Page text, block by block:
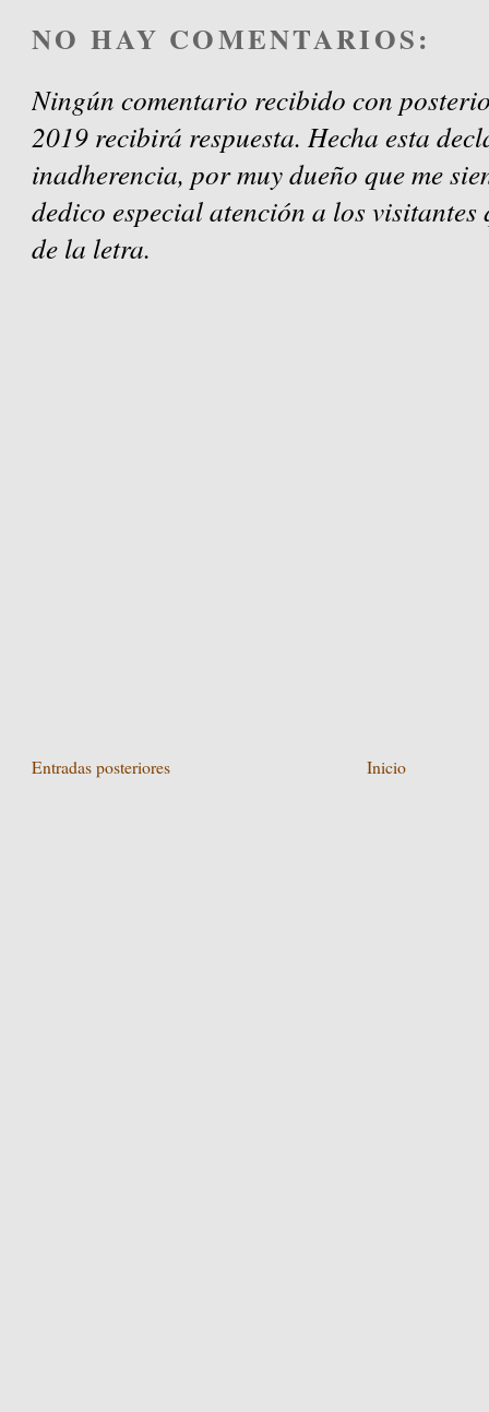
NO HAY COMENTARIOS:
Ningún comentario recibido con
2019 recibirá respuesta. Hecha esta
inadherencia, por muy dueño que me
dedico especial atención a los
de la letra.
Entradas posteriores Inicio